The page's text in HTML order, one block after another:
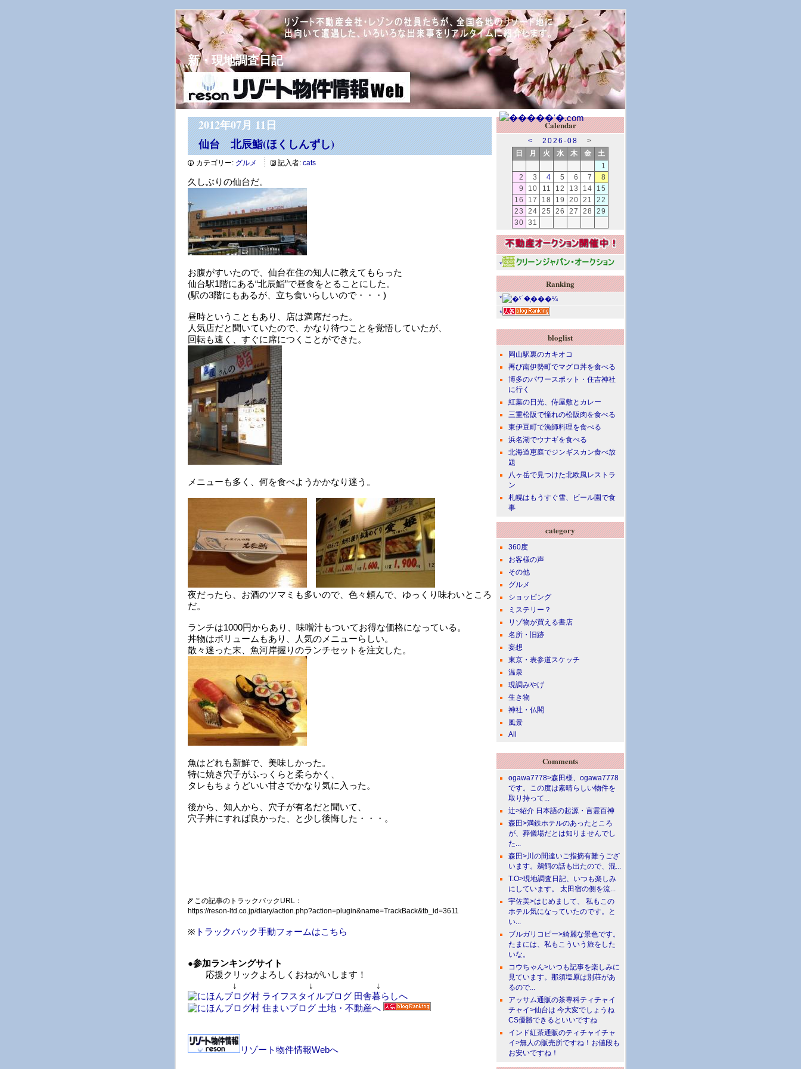
新・現地調査日記
2012年07月 11日
仙台 北辰鮨(ほくしんずし)
カテゴリー: グルメ 記入者: cats
久しぶりの仙台だ。
お腹がすいたので、仙台在住の知人に教えてもらった
仙台駅1階にある“北辰鮨”で昼食をとることにした。
(駅の3階にもあるが、立ち食いらしいので・・・)
昼時ということもあり、店は満席だった。
人気店だと聞いていたので、かなり待つことを覚悟していたが、
回転も速く、すぐに席につくことができた。
メニューも多く、何を食べようかかなり迷う。
夜だったら、お酒のツマミも多いので、色々頼んで、ゆっくり味わいところ
だ。
ランチは1000円からあり、味噌汁もついてお得な価格になっている。
丼物はボリュームもあり、人気のメニューらしい。
散々迷った末、魚河岸握りのランチセットを注文した。
魚はどれも新鮮で、美味しかった。
特に焼き穴子がふっくらと柔らかく、
タレもちょうどいい甘さでかなり気に入った。
後から、知人から、穴子が有名だと聞いて、
穴子丼にすれば良かった、と少し後悔した・・・。
この記事のトラックバックURL：
https://reson-ltd.co.jp/diary/action.php?action=plugin&name=TrackBack&tb_id=3611
※ トラックバック手動フォームはこちら
●参加ランキングサイト
応援クリックよろしくおねがいします！
↓ ↓ ↓
リゾート物件情報Webへ
Calendar
< 2026-08
>
日
月 火 水 木 金
土
1
2
3 4 5 6 7
8
9
10 11 12 13 14
15
16
17 18 19 20 21
22
23
24 25 26 27 28
29
30 31
*
Ranking
*
*
bloglist
岡山駅裏のカキオコ
再び南伊勢町でマグロ丼を食べる
博多のパワースポット・住吉神社
に行く
紅葉の日光、侍屋敷とカレー
三重松阪で憧れの松阪肉を食べる
東伊豆町で漁師料理を食べる
浜名湖でウナギを食べる
北海道恵庭でジンギスカン食べ放
題
八ヶ岳で見つけた北欧風レストラ
ン
札幌はもうすぐ雪、ビール園で食
事
category
360度
お客様の声
その他
グルメ
ショッピング
ミステリー？
リゾ物が買える書店
名所・旧跡
妄想
東京・表参道スケッチ
温泉
現調みやげ
生き物
神社・仏閣
風景
All
Comments
ogawa7778>森田様、ogawa7778
です。この度は素晴らしい物件を
取り持って...
辻>紹介 日本語の起源・言霊百神
森田>満鉄ホテルのあったところ
が、葬儀場だとは知りませんでし
た...
森田>川の間違いご指摘有難うござ
います。鵜飼の話も出たので、混...
T.O>現地調査日記、いつも楽しみ
にしています。 太田宿の側を流...
宇佐美>はじめまして、 私もこの
ホテル気になっていたのです。と
い...
ブルガリコピー>綺麗な景色です。
たまには、私もこういう旅をした
いな。
コウちゃん>いつも記事を楽しみに
見ています。那須塩原は別荘があ
るので...
アッサム通販の茶専科ティチャイ
チャイ>仙台は 今大変でしょうね
CS優勝できるといいですね
インド紅茶通販のティチャイチャ
イ>無人の販売所ですね！お値段も
お安いですね！